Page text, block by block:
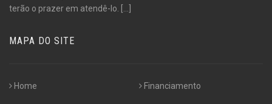
terão o prazer em atendê-lo. [...]
MAPA DO SITE
Home Financiamento